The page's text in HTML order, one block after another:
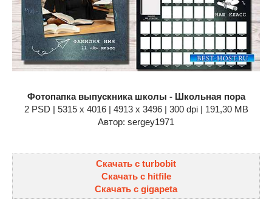
Фотопапка выпускника школы - Школьная пора
2 PSD | 5315 x 4016 | 4913 x 3496 | 300 dpi | 191,30 MB
Автор: sergey1971
Скачать с turbobit
Скачать с hitfile
Скачать с gigapeta